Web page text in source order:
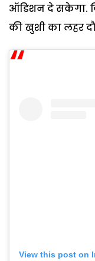
ऑडिशन दे सकेगा.
की खुशी का लहर
View this post on